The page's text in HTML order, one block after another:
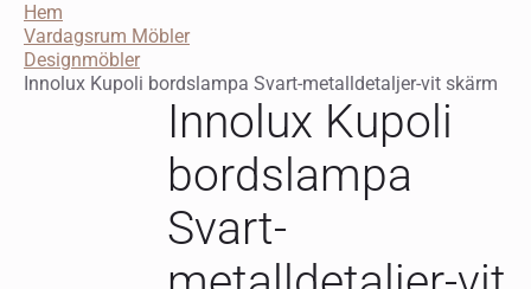
Hem
Vardagsrum Möbler
Designmöbler
Innolux Kupoli bordslampa Svart-metalldetaljer-vit skärm
Innolux Kupoli
bordslampa
Svart-